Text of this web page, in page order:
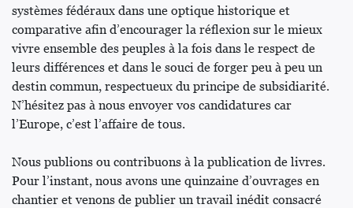
systèmes fédéraux dans une optique historique et
comparative afin d’encourager la réflexion sur le mieux
vivre ensemble des peuples à la fois dans le respect de
leurs différences et dans le souci de forger peu à peu un
destin commun, respectueux du principe de subsidiarité.
N’hésitez pas à nous envoyer vos candidatures car
l’Europe, c’est l’affaire de tous.
Nous publions ou contribuons à la publication de livres.
Pour l’instant, nous avons une quinzaine d’ouvrages en
chantier et venons de publier un travail inédit consacré